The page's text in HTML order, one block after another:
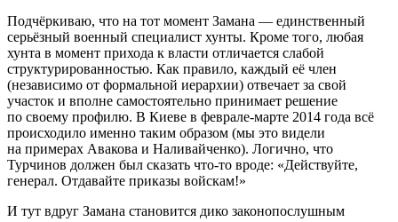
Подчёркиваю, что на тот момент Замана — единственный
серьёзный военный специалист хунты. Кроме того, любая
хунта в момент прихода к власти отличается слабой
структурированностью. Как правило, каждый её член
(независимо от формальной иерархии) отвечает за свой
участок и вполне самостоятельно принимает решение
по своему профилю. В Киеве в феврале-марте 2014 года всё
происходило именно таким образом (мы это видели
на примерах Авакова и Наливайченко). Логично, что
Турчинов должен был сказать что-то вроде: «Действуйте,
генерал. Отдавайте приказы войскам!»
И тут вдруг Замана становится дико законопослушным